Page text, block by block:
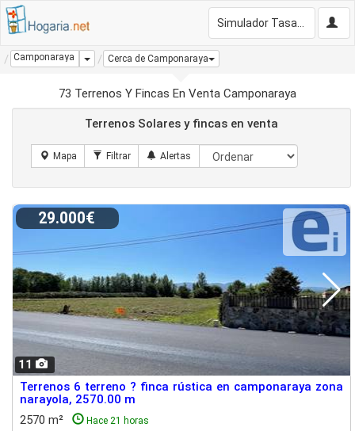
Camponaraya Dropdown
Cerca de Camponaraya
73 Terrenos Y Fincas En Venta Camponaraya
Terrenos Solares y fincas en venta
11
29.000€
Terrenos 6 terreno ? finca rústica en camponaraya zona
narayola, 2570.00 m
2570 m²
Hace 21 horas